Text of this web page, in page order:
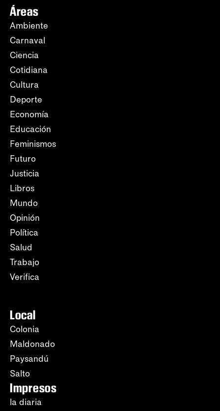
Áreas
Ambiente
Carnaval
Ciencia
Cotidiana
Cultura
Deporte
Economía
Educación
Feminismos
Futuro
Justicia
Libros
Mundo
Opinión
Política
Salud
Trabajo
Verifica
Local
Colonia
Maldonado
Paysandú
Salto
Impresos
la diaria